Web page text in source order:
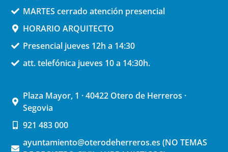
MARTES cerrado atención presencial
HORARIO ARQUITECTO
Presencial jueves 12h a 14:30
att. telefónica jueves 10 a 14:30h.
Plaza Mayor, 1 · 40422 Otero de Herreros ·
Segovia
921 483 000
ayuntamiento@oterodeherreros.es (NO TEMAS